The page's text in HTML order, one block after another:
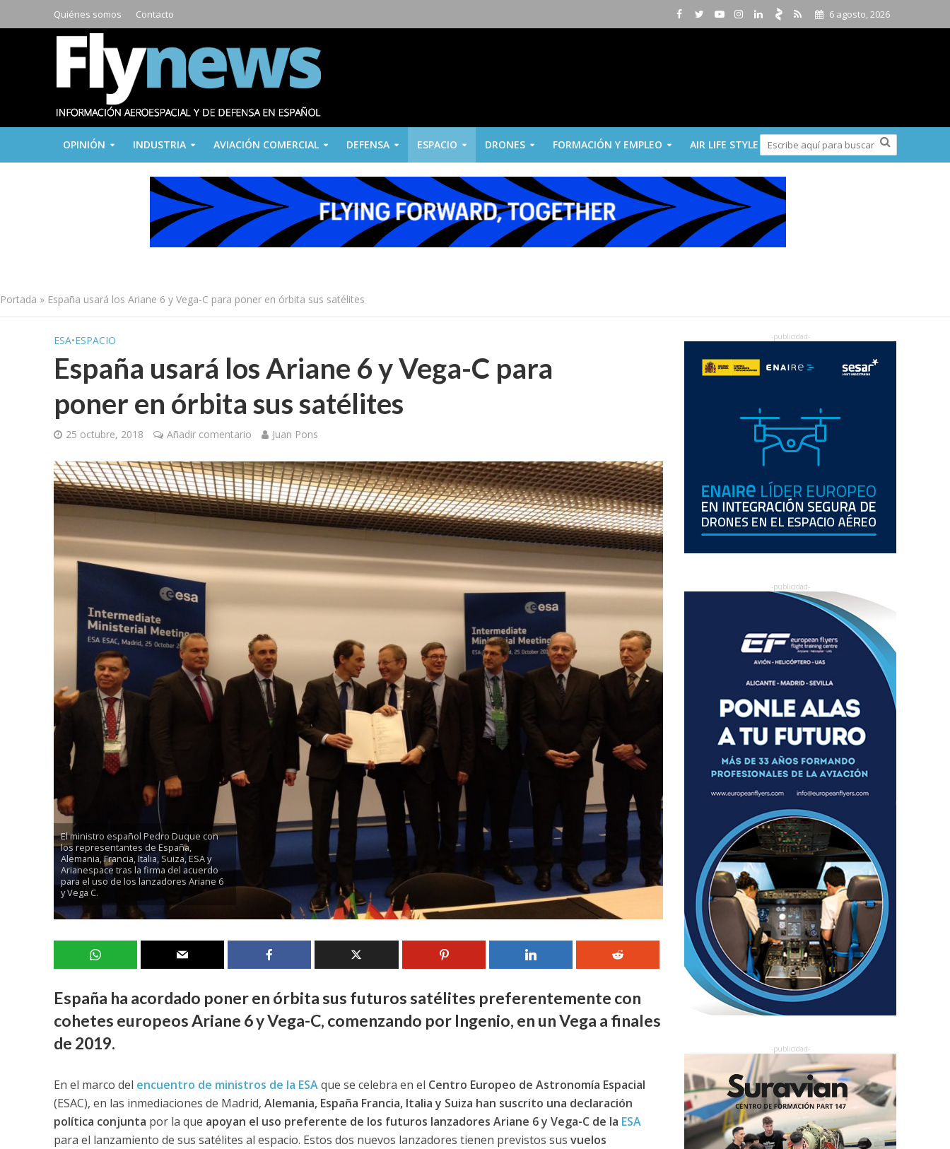
Quiénes somos Contacto 6 agosto, 2026
OPINIÓN INDUSTRIA AVIACIÓN COMERCIAL DEFENSA ESPACIO DRONES FORMACIÓN Y EMPLEO AIR LIFE STYLE
Portada » España usará los Ariane 6 y Vega-C para poner en órbita sus satélites
ESA•ESPACIO
España usará los Ariane 6 y Vega-C para
poner en órbita sus satélites
25 octubre, 2018 Añadir comentario Juan Pons
El ministro español Pedro Duque con
los representantes de España,
Alemania, Francia, Italia, Suiza, ESA y
Arianespace tras la firma del acuerdo
para el uso de los lanzadores Ariane 6
y Vega C.
España ha acordado poner en órbita sus futuros satélites preferentemente con
cohetes europeos Ariane 6 y Vega-C, comenzando por Ingenio, en un Vega a finales
de 2019.
En el marco del encuentro de ministros de la ESAque se celebra en el Centro Europeo de Astronomía Espacial
(ESAC), en las inmediaciones de Madrid, Alemania, España Francia, Italia y Suiza han suscrito una declaración
política conjunta por la que apoyan el uso preferente de los futuros lanzadores Ariane 6 y Vega-C de la ESA
para el lanzamiento de sus satélites al espacio. Estos dos nuevos lanzadores tienen previstos sus vuelos